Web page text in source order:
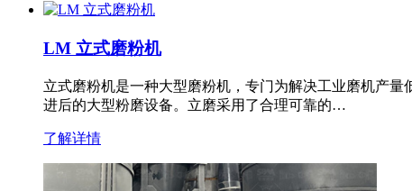
LM 立式磨粉机
立式磨粉机是一种大型磨粉机，专门为解决工业磨机产
进后的大型粉磨设备。立磨采用了合理可靠的…
了解详情